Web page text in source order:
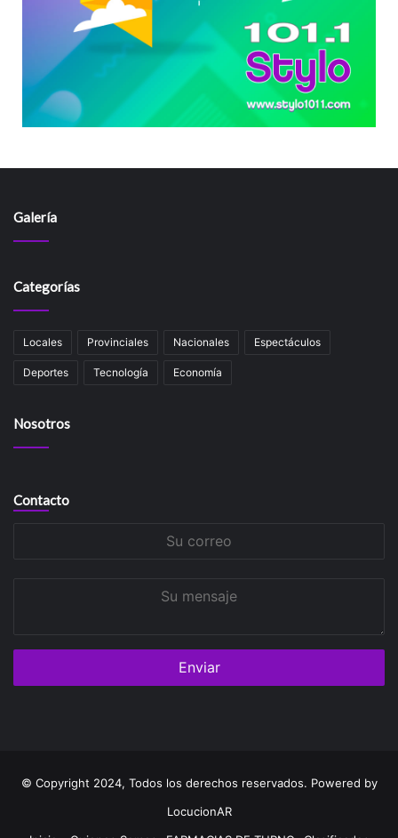
Galería
Categorías
Locales Provinciales Nacionales Espectáculos
Deportes Tecnología Economía
Nosotros
Contacto
© Copyright 2024, Todos los derechos reservados. Powered by
LocucionAR